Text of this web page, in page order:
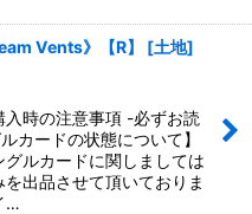
Vents》【R】 [土地]
入時の注意事項 -必ずお読
カードの状態について】
ルカードに関しましては
出品させて頂いておりま
…